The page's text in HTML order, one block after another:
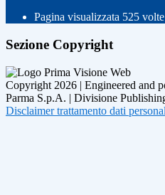
Pagina visualizzata 525 volte
Sezione Copyright
Copyright 2026 | Engineered and
Parma S.p.A. | Divisione
Disclaimer trattamento dati